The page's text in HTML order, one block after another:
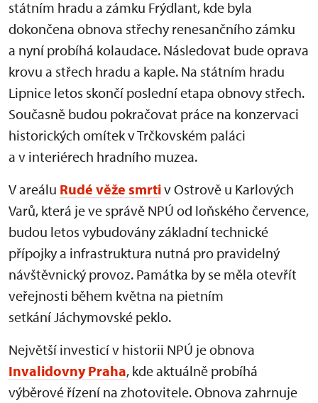
státním hradu a zámku Frýdlant, kde byla
dokončena obnova střechy renesančního zámku
a nyní probíhá kolaudace. Následovat bude oprava
krovu a střech hradu a kaple. Na státním hradu
Lipnice letos skončí poslední etapa obnovy střech.
Současně budou pokračovat práce na konzervaci
historických omítek v Trčkovském paláci
a v interiérech hradního muzea.
V areálu Rudé věže smrtiv Ostrově u Karlových
Varů, která je ve správě NPÚ od loňského července,
budou letos vybudovány základní technické
přípojky a infrastruktura nutná pro pravidelný
návštěvnický provoz. Památka by se měla otevřít
veřejnosti během května na pietním
setkání Jáchymovské peklo.
Největší investicí v historii NPÚ je obnova
Invalidovny Praha, kde aktuálně probíhá
výběrové řízení na zhotovitele. Obnova zahrnuje